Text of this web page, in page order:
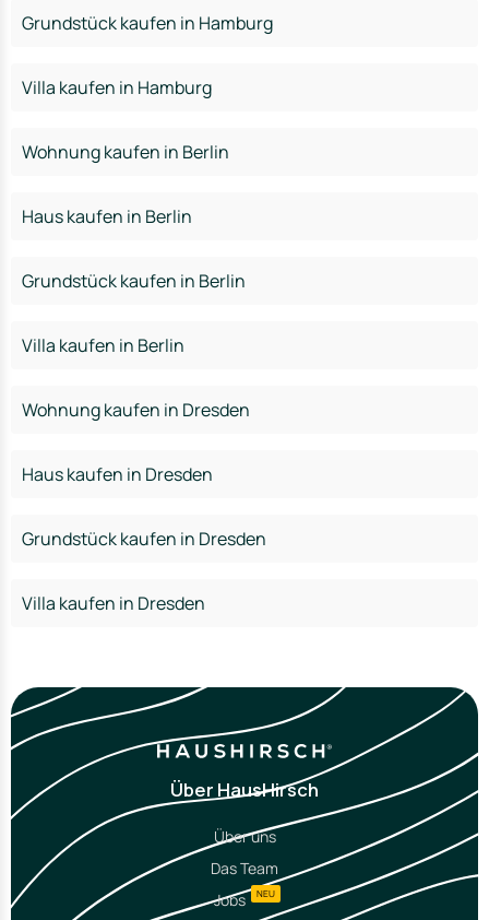
Grundstück kaufen in Hamburg
Villa kaufen in Hamburg
Wohnung kaufen in Berlin
Haus kaufen in Berlin
Grundstück kaufen in Berlin
Villa kaufen in Berlin
Wohnung kaufen in Dresden
Haus kaufen in Dresden
Grundstück kaufen in Dresden
Villa kaufen in Dresden
Über HausHirsch
Über uns
Das Team
Jobs
NEU